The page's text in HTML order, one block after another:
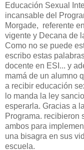
Educación Sexual
incansable del
Morgade, referente
vigente y Decana de
Como no se puede
escribo estas
docente en ESI... y
mamá de un alumno
a recibir educación
lo manda la ley
esperarla. Gracias a
Programa. recibieron
ambos para
una bisagra en sus
escuela.